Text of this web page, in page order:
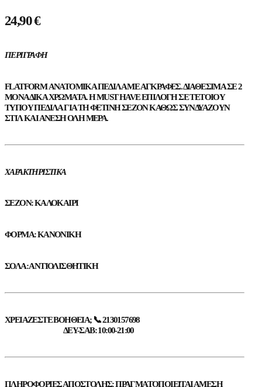
24,90€
ΠΕΡΙΓΡΑΦΉ
FLATFORM ΑΝΑΤΟΜΙΚΆ ΠΈΔΙΛΑ ΜΕ ΑΓΚΡΆΦΕΣ. ΔΙΑΘΈΣΙΜΑ ΣΕ 2
ΜΟΝΑΔΙΚΆ ΧΡΏΜΑΤΑ. Η MUST HAVE ΕΠΙΛΟΓΉ ΣΕ ΤΈΤΟΙΟΥ
ΤΎΠΟΥ ΠΈΔΙΛΑ ΓΙΑ ΤΗ ΦΕΤΙΝΉ ΣΕΖΌΝ ΚΑΘΏΣ ΣΥΝΔΥΆΖΟΥΝ
ΣΤΙΛ ΚΑΙ ΆΝΕΣΗ ΌΛΗ ΜΈΡΑ.
ΧΑΡΑΚΤΗΡΙΣΤΙΚΆ
ΣΕΖΌΝ: ΚΑΛΟΚΑΊΡΙ
ΦΌΡΜΑ: ΚΑΝΟΝΙΚΉ
ΣΌΛΑ: ΑΝΤΙΟΛΙΣΘΗΤΙΚΉ
ΧΡΕΙΆΖΕΣΤΕ ΒΟΉΘΕΙΑ; 📞 2130157698
ΔΕΥ-ΣΑΒ: 10:00-21:00
ΠΛΗΡΟΦΟΡΊΕΣ ΑΠΟΣΤΟΛΉΣ: ΠΡΑΓΜΑΤΟΠΟΙΕΊΤΑΙ ΆΜΕΣΗ